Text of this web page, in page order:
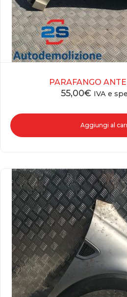
PARAFANGO
55,00€ IVA e
Aggiungi al